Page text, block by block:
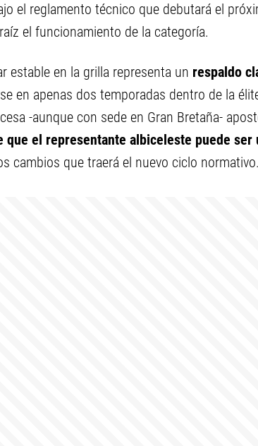
el reglamento técnico que debutará el
el funcionamiento de la categoría.
estable en la grilla representa un respaldo
en apenas dos temporadas dentro de la
-aunque con sede en Gran Bretaña-
que el representante albiceleste puede ser
cambios que traerá el nuevo ciclo normativo.